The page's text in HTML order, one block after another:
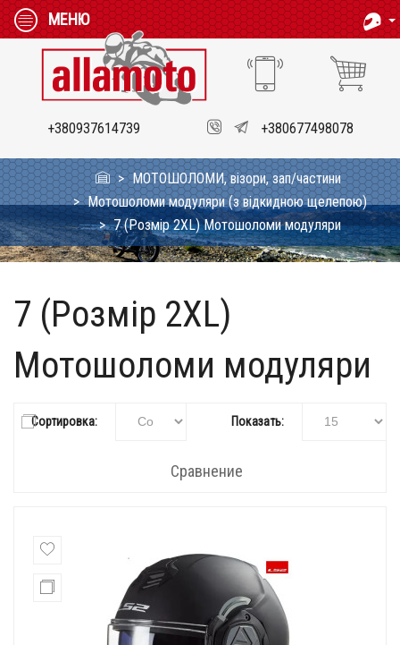
МЕНЮ
+380937614739 +380677498078
МОТОШОЛОМИ, візори, зап/частини
Мотошоломи модуляри (з відкидною щелепою)
7 (Розмір 2XL) Мотошоломи модуляри
7 (Розмір 2XL)
Мотошоломи модуляри
Сортировка: Показать:
Сравнение